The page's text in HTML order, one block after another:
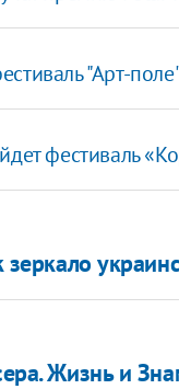
"Арт-
фестиваль
зеркало
Жизнь и